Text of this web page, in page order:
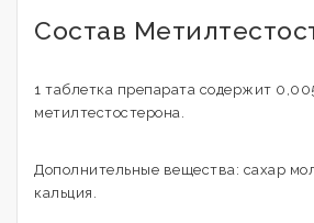
Состав
1 таблетка препарата содержит
метилтестостерона.
Дополнительные вещества: сахар
кальция.